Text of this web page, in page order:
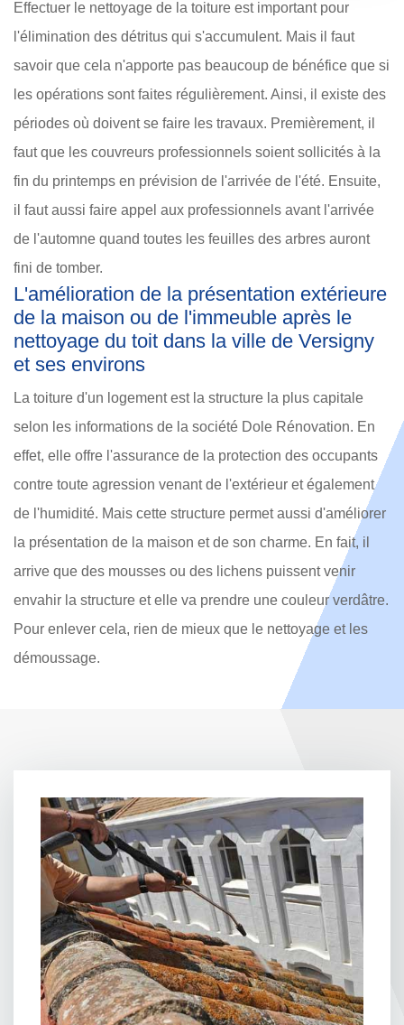
Effectuer le nettoyage de la toiture est important pour
l'élimination des détritus qui s'accumulent. Mais il faut
savoir que cela n'apporte pas beaucoup de bénéfice que si
les opérations sont faites régulièrement. Ainsi, il existe des
périodes où doivent se faire les travaux. Premièrement, il
faut que les couvreurs professionnels soient sollicités à la
fin du printemps en prévision de l'arrivée de l'été. Ensuite,
il faut aussi faire appel aux professionnels avant l'arrivée
de l'automne quand toutes les feuilles des arbres auront
fini de tomber.
L'amélioration de la présentation extérieure
de la maison ou de l'immeuble après le
nettoyage du toit dans la ville de Versigny
et ses environs
La toiture d'un logement est la structure la plus capitale
selon les informations de la société Dole Rénovation. En
effet, elle offre l'assurance de la protection des occupants
contre toute agression venant de l'extérieur et également
de l'humidité. Mais cette structure permet aussi d'améliorer
la présentation de la maison et de son charme. En fait, il
arrive que des mousses ou des lichens puissent venir
envahir la structure et elle va prendre une couleur verdâtre.
Pour enlever cela, rien de mieux que le nettoyage et les
démoussage.